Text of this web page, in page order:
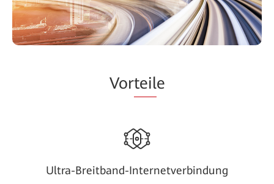
Vorteile
Ultra-Breitband-Internetverbindung